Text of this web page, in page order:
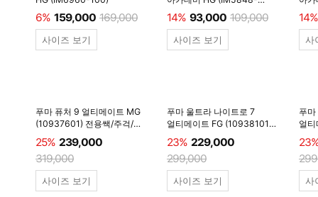
6% 159,000 169,000
사이즈 보기
600)
14% 93,000 109,000
사이즈 보기
14%
사
푸마 퓨처 9 얼티메이트 MG
(10937601) 전용쌕/주걱/
양말 #
25% 239,000
319,000
사이즈 보기
푸마 울트라 나이트로 7
얼티메이트 FG (10938101)
전용쌕/주걱/양말 #
23% 229,000
299,000
사이즈 보기
푸
얼
전
사